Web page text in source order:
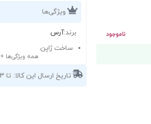
ناموجود
ویژگی‌ها
برند:آرس
ساخت ژاپن
همه ویژگی‌ها +
تاریخ ارسال این کالا: تا 3 روزکاری